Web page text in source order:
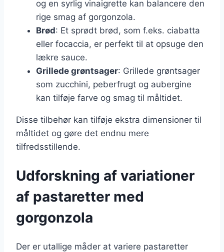
og en syrlig vinaigrette kan balancere den
rige smag af gorgonzola.
Brød: Et sprødt brød, som f.eks. ciabatta
eller focaccia, er perfekt til at opsuge den
lækre sauce.
Grillede grøntsager: Grillede grøntsager
som zucchini, peberfrugt og aubergine
kan tilføje farve og smag til måltidet.
Disse tilbehør kan tilføje ekstra dimensioner til
måltidet og gøre det endnu mere
tilfredsstillende.
Udforskning af variationer
af pastaretter med
gorgonzola
Der er utallige måder at variere pastaretter